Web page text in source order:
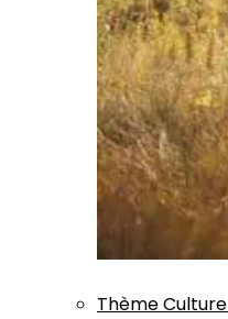
ThèmeCulture